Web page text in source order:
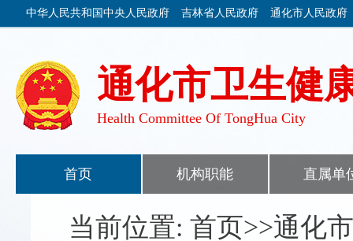
中华人民共和国中央人民政府 吉林省人民政府 通化市人民政府
通化市卫生健
Health Committee Of TongHua City
首页 机构职能 直属单
当前位置: 首页>>通化